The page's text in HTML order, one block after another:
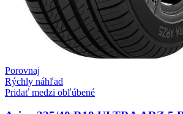
Porovnaj
Rýchly náhľad
Pridať medzi obľúbené